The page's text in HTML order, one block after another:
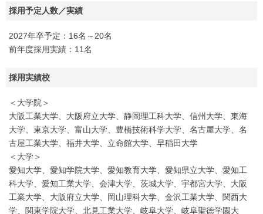
採用予定人数／実績
2027年卒予定：16名～20名
前年度採用実績：11名
採用実績校
＜大学院＞
大阪工業大学、大阪府立大学、静岡理工科大学、信州大学、東海
大学、東京大学、富山大学、豊橋技術科学大学、名古屋大学、名
古屋工業大学、福井大学、立命館大学、早稲田大学
＜大学＞
愛知大学、愛知学院大学、愛知教育大学、愛知県立大学、愛知工
科大学、愛知工業大学、会津大学、茨城大学、宇都宮大学、大阪
工業大学、大阪府立大学、岡山理科大学、金沢工業大学、関西大
学、関東学院大学、北見工業大学、岐阜大学、岐阜聖徳学園大